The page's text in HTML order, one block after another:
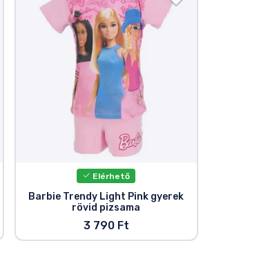
Elérhető
Barbie Trendy Light Pink gyerek
rövid pizsama
3 790 Ft